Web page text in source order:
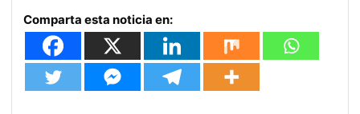
Comparta esta noticia en: